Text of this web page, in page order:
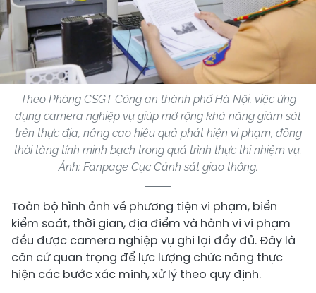
Theo Phòng CSGT Công an thành phố Hà Nội, việc ứng
dụng camera nghiệp vụ giúp mở rộng khả năng giám sát
trên thực địa, nâng cao hiệu quả phát hiện vi phạm, đồng
thời tăng tính minh bạch trong quá trình thực thi nhiệm vụ.
Ảnh: Fanpage Cục Cảnh sát giao thông.
Toàn bộ hình ảnh về phương tiện vi phạm, biển
kiểm soát, thời gian, địa điểm và hành vi vi phạm
đều được camera nghiệp vụ ghi lại đầy đủ. Đây là
căn cứ quan trọng để lực lượng chức năng thực
hiện các bước xác minh, xử lý theo quy định.